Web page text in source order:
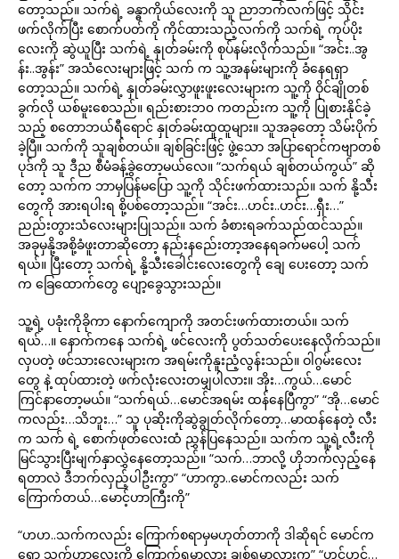
တော့သည်။ သက်ရဲ့ ခန္ဓာကိုယ်လေးကို သူ ညာဘက်လက်ဖြင့် သိုင်း
ဖက်လိုက်ပြီး စောက်ပတ်ကို ကိုင်ထားသည့်လက်ကို သက်ရဲ့ ကုပ်ပိုး
လေးကို ဆွဲယူပြီး သက်ရဲ့ နှုတ်ခမ်းကို စုပ်နမ်းလိုက်သည်။ “အင်း..အွ
န်း..အွန်း” အသံလေးများဖြင့် သက် က သူ့အနမ်းများကို ခံနေရရှာ
တော့သည်။ သက်ရဲ့ နှုတ်ခမ်းလွှာဖူးဖူးလေးများက သူ့ကို ဝိုင်ချိုတစ်
ခွက်လို ယစ်မူးစေသည်။ ရည်းစားဘ၀ ကတည်းက သူ့ကို ပြုစားနိုင်ခဲ့
သည့် စတောဘယ်ရီရောင် နှုတ်ခမ်းထူထူများ။ သူအခုတော့ သိမ်းပိုက်
ခဲ့ပြီ။ သက်ကို သူချစ်တယ်။ ချစ်ခြင်းဖြင့် ဖွဲ့သော အပြာရောင်ကဗျာတစ်
ပုဒ်ကို သူ ဒီည စီမံခန့်ခွဲတော့မယ်လေ။ “သက်ရယ် ချစ်တယ်ကွယ်” ဆို
တော့ သက်က ဘာမှပြန်မပြော သူ့ကို သိုင်းဖက်ထားသည်။ သက် နို့သီး
တွေကို အားရပါးရ စို့ပစ်တော့သည်။ “အင်း…ဟင်း..ဟင်း…ရှီး…”
ညည်းတွားသံလေးများပြုသည်။ သက် ခံစားရခက်သည်ထင်သည်။
အခုမှနို့အစို့ခံဖူးတာဆိုတော့ နည်းနည်ေးတာ့အနေရခက်မပေါ့ သက်
ရယ်။ ပြီးတော့ သက်ရဲ့ နို့သီးခေါင်းလေးတွေကို ချေ ပေးတော့ သက်
က ခြေထောက်တွေ ပျော့ခွေသွားသည်။
သူ့ရဲ့ ပခုံးကိုခိုကာ နောက်ကျောကို အတင်းဖက်ထားတယ်။ သက်
ရယ်…။ နောက်ကနေ သက်ရဲ့ ဖင်လေးကို ပွတ်သတ်ပေးနေလိုက်သည်။
လှပတဲ့ ဖင်သားလေးများက အရမ်းကိုနူးညံ့လွန်းသည်။ ဝါဂွမ်းလေး
တွေ နဲ့ ထုပ်ထားတဲ့ ဖက်လုံးလေးတမျှပါလား။ အိုး…ကွယ်…မောင်
ကြင်နာတော့မယ်။ “သက်ရယ်…မောင်အရမ်း ထန်နေပြီကွာ” “အို…မောင်
ကလည်း…သိဘူး…” သူ ပုဆိုးကိုဆွဲချွတ်လိုက်တော့…မာထန်နေတဲ့ လီး
က သက် ရဲ့ စောက်ဖုတ်လေးထံ ညွှန်ပြနေသည်။ သက်က သူ့ရဲ့လီးကို
မြင်သွားပြီးမျက်နှာလွှဲနေတော့သည်။ “သက်…ဘာလို့ ဟိုဘက်လှည့်နေ
ရတာလဲ ဒီဘက်လှည့်ပါဦးကွာ” “ဟာကွာ..မောင်ကလည်း သက်
ကြောက်တယ်…မောင့်ဟာကြီးကို”
“ဟဟ..သက်ကလည်း ကြောက်စရာမှမဟုတ်တာကို ဒါဆိုရင် မောင်က
ရော သက်ဟာလေးကို ကြောက်ရမှာလား ချစ်ရမှာလားကွ” “ဟင့်ဟင့်…